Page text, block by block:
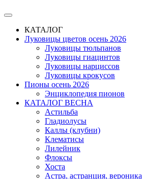
КАТАЛОГ
Луковицы цветов осень 2026
Луковицы тюльпанов
Луковицы гиацинтов
Луковицы нарциссов
Луковицы крокусов
Пионы осень 2026
Энциклопедия пионов
КАТАЛОГ ВЕСНА
Астильба
Гладиолусы
Каллы (клубни)
Клематисы
Лилейник
Флоксы
Хоста
Астра, астранция, вероника